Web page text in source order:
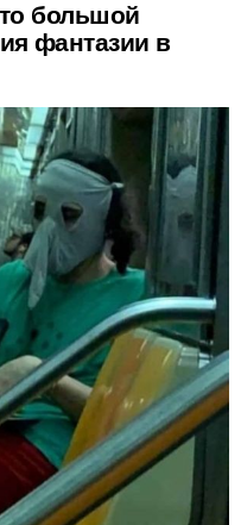
большой
фантазии в